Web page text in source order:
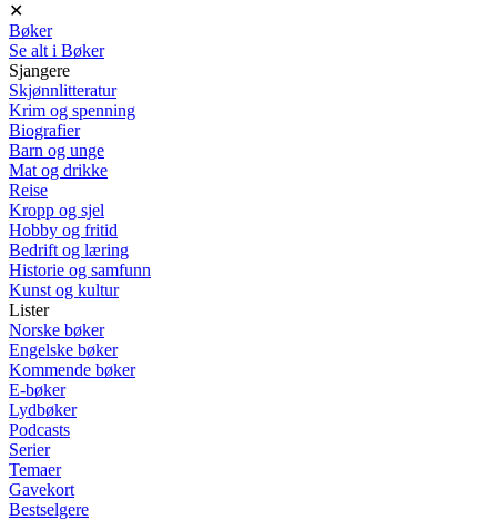
✕
Bøker
Se alt i Bøker
Sjangere
Skjønnlitteratur
Krim og spenning
Biografier
Barn og unge
Mat og drikke
Reise
Kropp og sjel
Hobby og fritid
Bedrift og læring
Historie og samfunn
Kunst og kultur
Lister
Norske bøker
Engelske bøker
Kommende bøker
E-bøker
Lydbøker
Podcasts
Serier
Temaer
Gavekort
Bestselgere